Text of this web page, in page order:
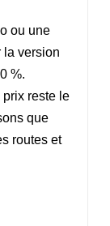
ou une
la version
%.
prix reste le
que
routes et